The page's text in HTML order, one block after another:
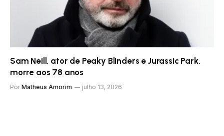
Sam Neill, ator de Peaky Blinders e Jurassic Park,
morre aos 78 anos
Por Matheus Amorim julho 13, 2026